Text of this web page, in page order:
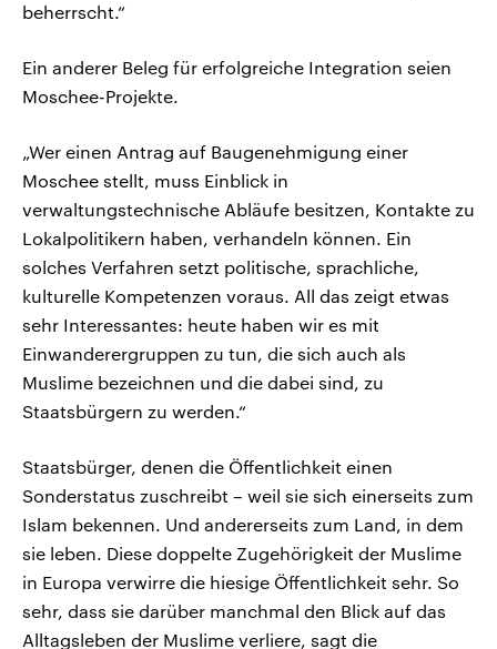
beherrscht.“
Ein anderer Beleg für erfolgreiche Integration seien
Moschee-Projekte.
„Wer einen Antrag auf Baugenehmigung einer
Moschee stellt, muss Einblick in
verwaltungstechnische Abläufe besitzen, Kontakte zu
Lokalpolitikern haben, verhandeln können. Ein
solches Verfahren setzt politische, sprachliche,
kulturelle Kompetenzen voraus. All das zeigt etwas
sehr Interessantes: heute haben wir es mit
Einwanderergruppen zu tun, die sich auch als
Muslime bezeichnen und die dabei sind, zu
Staatsbürgern zu werden.“
Staatsbürger, denen die Öffentlichkeit einen
Sonderstatus zuschreibt – weil sie sich einerseits zum
Islam bekennen. Und andererseits zum Land, in dem
sie leben. Diese doppelte Zugehörigkeit der Muslime
in Europa verwirre die hiesige Öffentlichkeit sehr. So
sehr, dass sie darüber manchmal den Blick auf das
Alltagsleben der Muslime verliere, sagt die